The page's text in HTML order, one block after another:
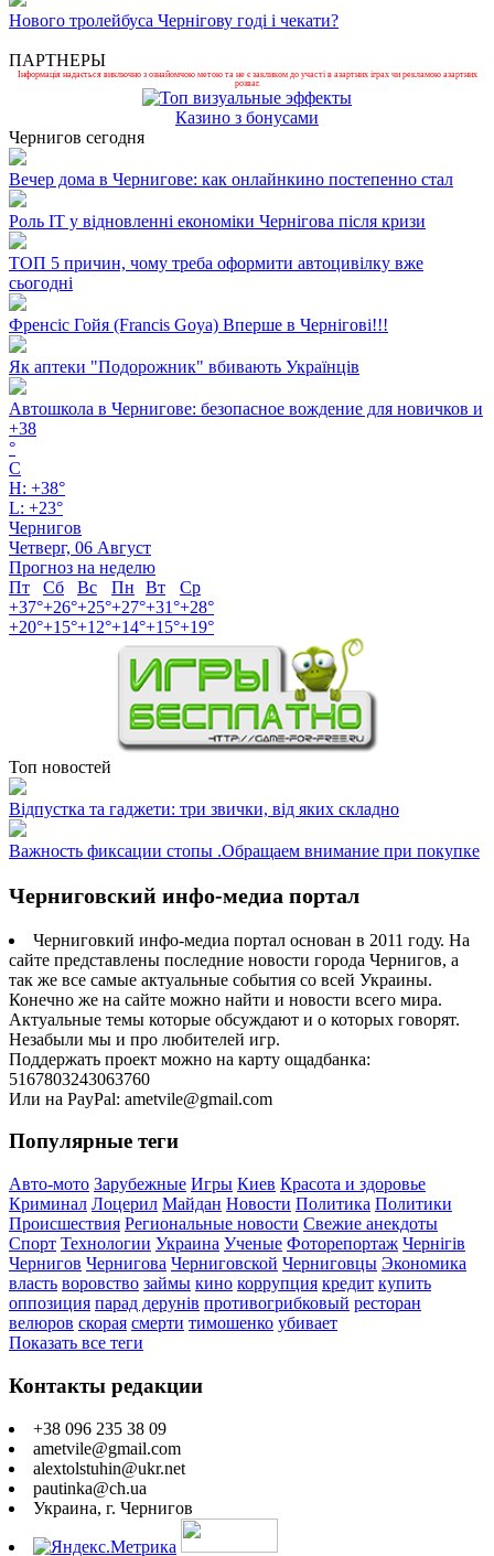
Нового тролейбуса Чернігову годі і чекати?
ПАРТНЕРЫ
Інформація надається виключно з ознайомчою метою та не є закликом до участі в азартних іграх чи рекламою азартних
розваг.
Казино з бонусами
Чернигов сегодня
Вечер дома в Чернигове: как онлайнкино постепенно стал
Роль ІТ у відновленні економіки Чернігова після кризи
ТОП 5 причин, чому треба оформити автоцивілку вже
сьогодні
Френсіс Гойя (Francis Goya) Вперше в Чернігові!!!
Як аптеки "Подорожник" вбивають Українців
Автошкола в Чернигове: безопасное вождение для новичков и
+38
°
C
H: +38°
L: +23°
Чернигов
Четверг, 06 Август
Прогноз на неделю
Пт
Сб Вс Пн Вт
Ср
+37°+26°+25°+27°+31°+28°
+20°+15°+12°+14°+15°+19°
Топ новостей
Відпустка та гаджети: три звички, від яких складно
Важность фиксации стопы .Обращаем внимание при покупке
Черниговский инфо-медиа портал
Черниговкий инфо-медиа портал основан в 2011 году. На
сайте представлены последние новости города Чернигов, а
так же все самые актуальные события со всей Украины.
Конечно же на сайте можно найти и новости всего мира.
Актуальные темы которые обсуждают и о которых говорят.
Незабыли мы и про любителей игр.
Поддержать проект можно на карту ощадбанка:
5167803243063760
Или на PayPal: ametvile@gmail.com
Популярные теги
Авто-мото Зарубежные Игры Киев Красота и здоровье
Криминал Лоцерил Майдан Новости Политика Политики
Происшествия Региональные новости Свежие анекдоты
Спорт Технологии Украина Ученые Фоторепортаж Чернігів
Чернигов Чернигова Черниговской Черниговцы Экономика
власть воровство займы кино коррупция кредит купить
оппозиция парад дерунів противогрибковый ресторан
велюров скорая смерти тимошенко убивает
Показать все теги
Контакты редакции
+38 096 235 38 09
ametvile@gmail.com
alextolstuhin@ukr.net
pautinka@ch.ua
Украина, г. Чернигов